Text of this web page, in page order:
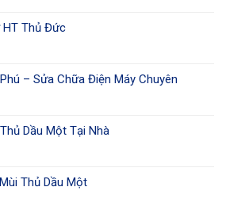
Thủ Đức
– Sửa Chữa Điện Máy Chuyên
Dầu Một Tại Nhà
Thủ Dầu Một